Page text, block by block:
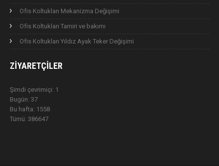
Ofis Koltukları Mekanizma Değişimi
Ofis Koltukları Tamiri ve bakımı
Ofis Koltukları Yıldız Ayak Teker Değişimi
ZIYARETÇILER
Şimdi çevrimiçi: 1
Bugün: 37
Bu hafta: 1558
Tümü: 386647